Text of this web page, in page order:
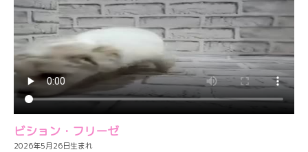
ビション・フリーゼ
2026年5月26日生まれ